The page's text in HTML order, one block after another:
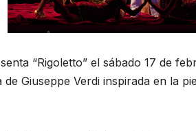
“Rigoletto” el sábado 17 de
Giuseppe Verdi inspirada en la